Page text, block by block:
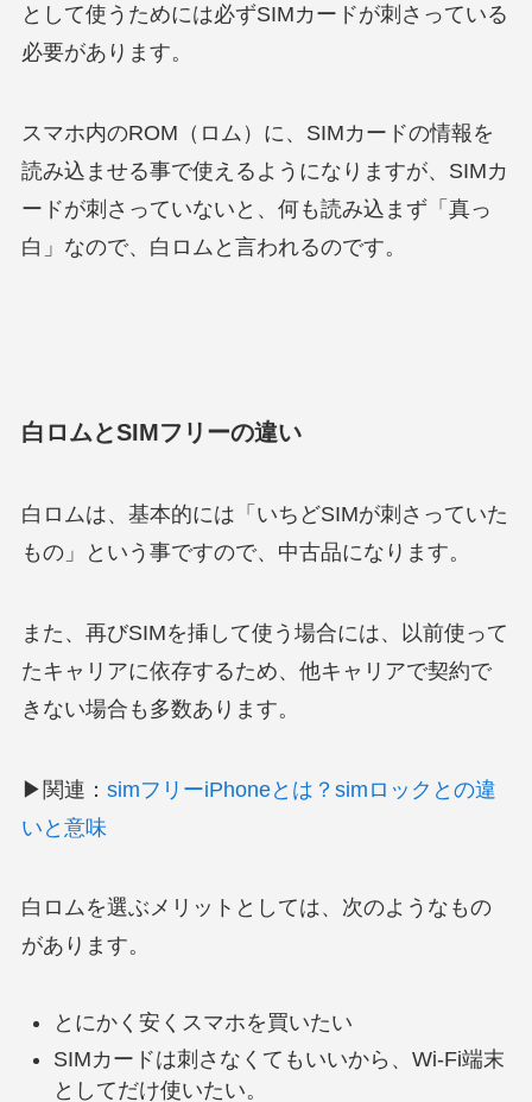
として使うためには必ずSIMカードが刺さっている
必要があります。
スマホ内のROM（ロム）に、SIMカードの情報を
読み込ませる事で使えるようになりますが、SIMカ
ードが刺さっていないと、何も読み込まず「真っ
白」なので、白ロムと言われるのです。
白ロムとSIMフリーの違い
白ロムは、基本的には「いちどSIMが刺さっていた
もの」という事ですので、中古品になります。
また、再びSIMを挿して使う場合には、以前使って
たキャリアに依存するため、他キャリアで契約で
きない場合も多数あります。
▶関連： simフリーiPhoneとは？simロックとの違
いと意味
白ロムを選ぶメリットとしては、次のようなもの
があります。
とにかく安くスマホを買いたい
SIMカードは刺さなくてもいいから、Wi-Fi端末
としてだけ使いたい。